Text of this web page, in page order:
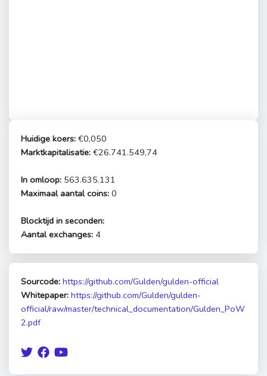
Huidige koers: €0,050
Marktkapitalisatie: €26.741.549,74
In omloop: 563.635.131
Maximaal aantal coins: 0
Blocktijd in seconden:
Aantal exchanges: 4
Sourcode: https://github.com/Gulden/gulden-official
Whitepaper: https://github.com/Gulden/gulden-
official/raw/master/technical_documentation/Gulden_PoW
2.pdf